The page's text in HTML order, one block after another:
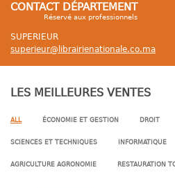
CONTACT DÉPARTEMENT
Réservé aux professionnels
SUPERIEUR
superieur@librairienationale.co.ma
LES MEILLEURES VENTES
ALL ÉCONOMIE ET GESTION DROIT
SCIENCES ET TECHNIQUES INFORMATIQUE
AGRICULTURE AGRONOMIE RESTAURATION